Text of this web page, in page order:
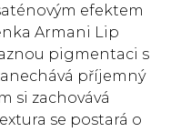
efektem
Armani Lip
pigmentaci s
příjemný
si zachovává
se postará o